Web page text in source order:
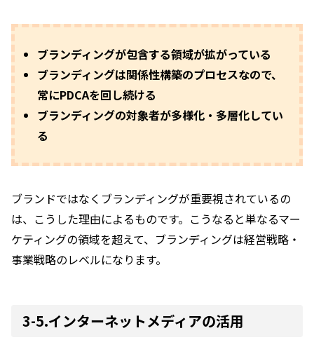
ブランディングが包含する領域が拡がっている
ブランディングは関係性構築のプロセスなので、
常にPDCAを回し続ける
ブランディングの対象者が多様化・多層化してい
る
ブランドではなくブランディングが重要視されているの
は、こうした理由によるものです。こうなると単なるマー
ケティングの領域を超えて、ブランディングは経営戦略・
事業戦略のレベルになります。
3-5.インターネットメディアの活用